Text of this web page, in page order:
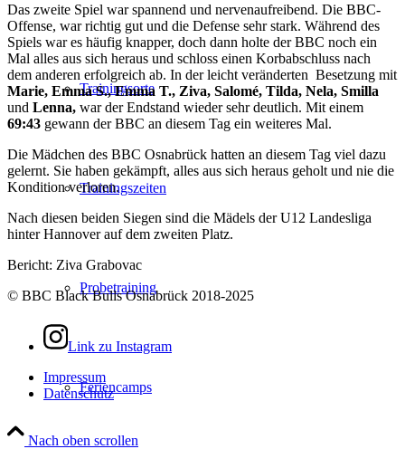
Trainingsorte
Trainingszeiten
Probetraining
Feriencamps
Das zweite Spiel war spannend und nervenaufreibend. Die BBC-
Offense, war richtig gut und die Defense sehr stark. Während des
Spiels war es häufig knapper, doch dann holte der BBC noch ein
Mal alles aus sich heraus und schloss einen Korbabschluss nach
dem anderen erfolgreich ab. In der leicht veränderten Besetzung mit
Marie, Emma S., Emma T., Ziva, Salomé, Tilda, Nela, Smilla
und Lenna, war der Endstand wieder sehr deutlich. Mit einem
69:43 gewann der BBC an diesem Tag ein weiteres Mal.
Die Mädchen des BBC Osnabrück hatten an diesem Tag viel dazu
gelernt. Sie haben gekämpft, alles aus sich heraus geholt und nie die
Kondition verloren.
Nach diesen beiden Siegen sind die Mädels der U12 Landesliga
hinter Hannover auf dem zweiten Platz.
Bericht: Ziva Grabovac
© BBC Black Bulls Osnabrück 2018-2025
Link zu Instagram
Impressum
Datenschutz
Nach oben scrollen